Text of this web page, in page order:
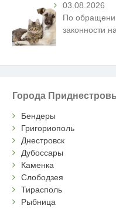
03.08.2026
По
законности
Города
Бендеры
Григориополь
Днестровск
Дубоссары
Каменка
Слободзея
Тирасполь
Рыбница